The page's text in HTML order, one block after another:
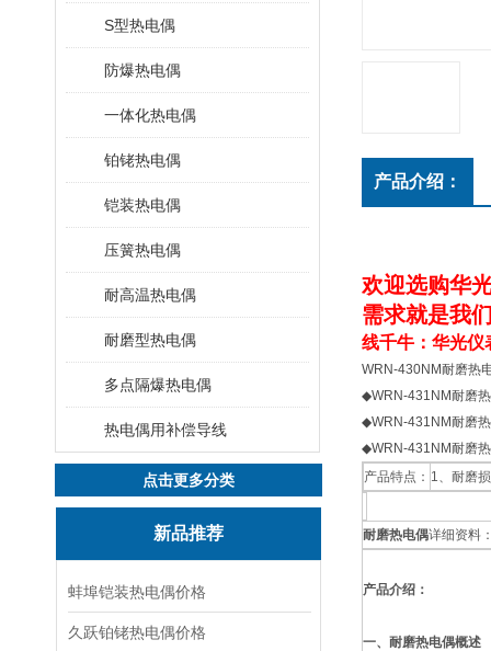
S型热电偶
防爆热电偶
一体化热电偶
铂铑热电偶
铠装热电偶
压簧热电偶
耐高温热电偶
耐磨型热电偶
多点隔爆热电偶
热电偶用补偿导线
点击更多分类
新品推荐
蚌埠铠装热电偶价格
久跃铂铑热电偶价格
产品介绍：
欢迎选购华
需求就是我
线千牛：华光
WRN-430NM耐磨热
◆WRN-431NM耐磨
◆WRN-431NM耐磨
◆WRN-431NM耐磨
产品特点： 1、耐磨
耐磨热电偶详细资料
产品介绍：
一、耐磨热电偶概述